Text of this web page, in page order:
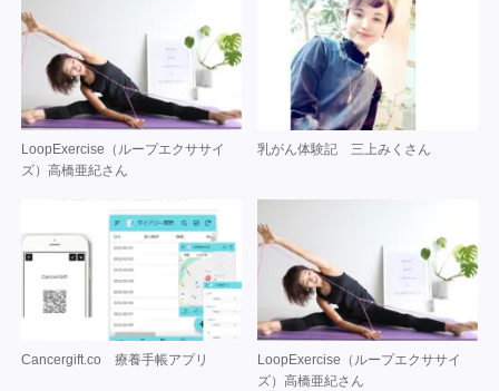
LoopExercise（ループエクササイ
ズ）高橋亜紀さん
乳がん体験記 三上みくさん
Cancergift.co 療養手帳アプリ
LoopExercise（ループエクササイ
ズ）高橋亜紀さん